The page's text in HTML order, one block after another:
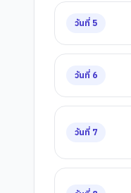
วันที่ 5
วันที่ 6
วันที่ 7